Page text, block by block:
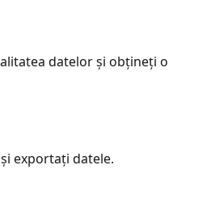
datelor și obțineți o
exportați datele.